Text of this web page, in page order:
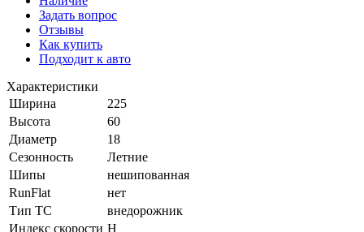
Задать вопрос
Отзывы
Как купить
Подходит к авто
Характеристики
Ширина
225
Высота
60
Диаметр
18
Сезонность
Летние
Шипы
нешипованная
RunFlat
нет
Тип ТС
внедорожник
Индекс скорости H